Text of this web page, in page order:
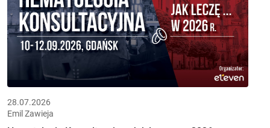
28.07.2026
Emil Zawieja